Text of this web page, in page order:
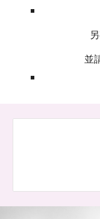
並